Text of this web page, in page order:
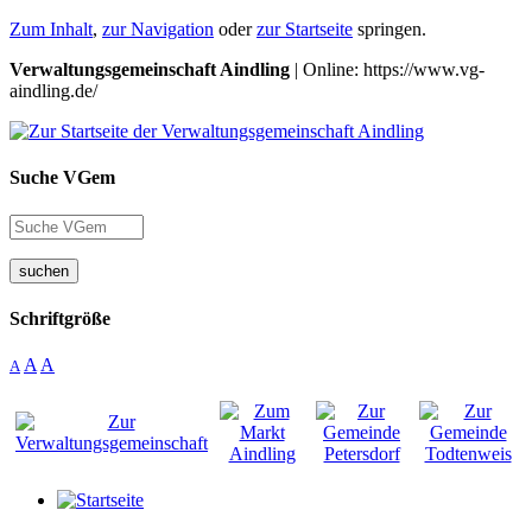
Zum Inhalt, zur Navigation oderzur Startseite springen.
Verwaltungsgemeinschaft Aindling | Online: https://www.vg-
aindling.de/
Suche VGem
suchen
Schriftgröße
A A A